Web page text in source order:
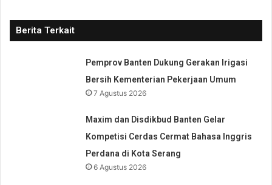
Berita Terkait
Pemprov Banten Dukung Gerakan Irigasi
Bersih Kementerian Pekerjaan Umum
7 Agustus 2026
Maxim dan Disdikbud Banten Gelar
Kompetisi Cerdas Cermat Bahasa Inggris
Perdana di Kota Serang
6 Agustus 2026